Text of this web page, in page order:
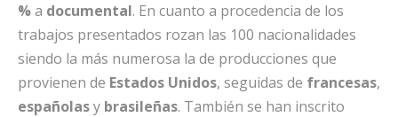
%a documental. En cuanto a procedencia de los
trabajos presentados rozan las 100 nacionalidades
siendo la más numerosa la de producciones que
provienen de Estados Unidos, seguidas de francesas,
españolasy brasileñas. También se han inscrito